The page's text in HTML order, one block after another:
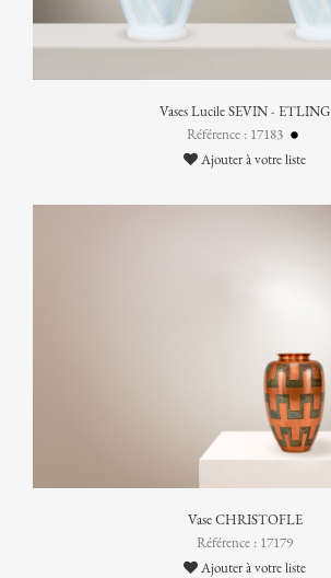
Vases Lucile SEVIN - ETLING
Référence : 17183
Ajouter à votre liste
Vase CHRISTOFLE
Référence : 17179
Ajouter à votre liste